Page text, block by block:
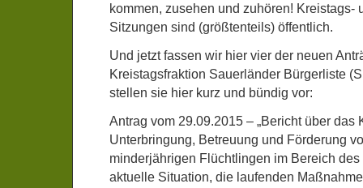
kommen, zusehen und zuhören! Kreistags-
Sitzungen sind (größtenteils) öffentlich.
Und jetzt fassen wir hier vier der neuen
Kreistagsfraktion Sauerländer Bürgerliste
stellen sie hier kurz und bündig vor:
Antrag vom 29.09.2015 – „Bericht über das
Unterbringung, Betreuung und Förderung
minderjährigen Flüchtlingen im Bereich
aktuelle Situation, die laufenden